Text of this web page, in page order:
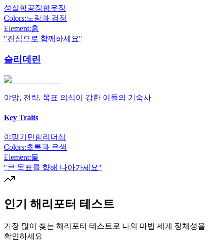
성실함공정함우정
Colors:노랑과 검정
Element:흙
"진심으로 함께하세요"
슬리데린
야망, 전략, 목표 의식이 강한 이들의 기숙사
Key Traits
야망기민함리더십
Colors:초록과 은색
Element:물
"큰 목표를 향해 나아가세요"
인기 해리포터 테스트
가장 많이 찾는 해리포터 테스트로 나의 마법 세계 정체성을
확인하세요